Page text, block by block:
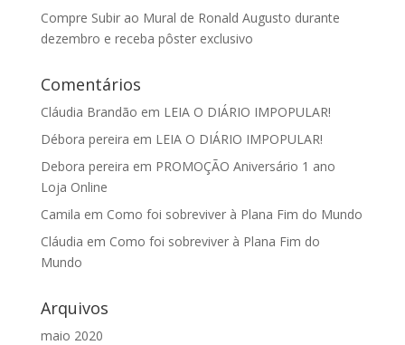
Compre Subir ao Mural de Ronald Augusto durante
dezembro e receba pôster exclusivo
Comentários
Cláudia Brandão em LEIA O DIÁRIO IMPOPULAR!
Débora pereira em LEIA O DIÁRIO IMPOPULAR!
Debora pereira em PROMOÇÃO Aniversário 1 ano
Loja Online
Camila em Como foi sobreviver à Plana Fim do Mundo
Cláudia em Como foi sobreviver à Plana Fim do
Mundo
Arquivos
maio 2020